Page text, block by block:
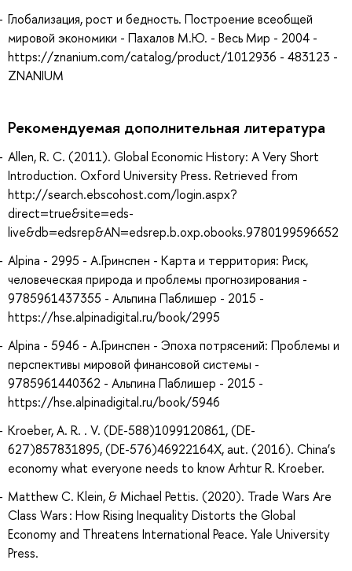
Глобализация, рост и бедность. Построение всеобщей
мировой экономики - Пахалов М.Ю. - Весь Мир - 2004 -
https://znanium.com/catalog/product/1012936 - 483123 -
ZNANIUM
Рекомендуемая дополнительная литература
Allen, R. C. (2011). Global Economic History: A Very Short
Introduction. Oxford University Press. Retrieved from
http://search.ebscohost.com/login.aspx?
direct=true&site=eds-
live&db=edsrep&AN=edsrep.b.oxp.obooks.9780199596652
Alpina - 2995 - А.Гринспен - Карта и территория: Риск,
человеческая природа и проблемы прогнозирования -
9785961437355 - Альпина Паблишер - 2015 -
https://hse.alpinadigital.ru/book/2995
Alpina - 5946 - А.Гринспен - Эпоха потрясений: Проблемы и
перспективы мировой финансовой системы -
9785961440362 - Альпина Паблишер - 2015 -
https://hse.alpinadigital.ru/book/5946
Kroeber, A. R. . V. (DE-588)1099120861, (DE-
627)857831895, (DE-576)46922164X, aut. (2016). China’s
economy what everyone needs to know Arhtur R. Kroeber.
Matthew C. Klein, & Michael Pettis. (2020). Trade Wars Are
Class Wars : How Rising Inequality Distorts the Global
Economy and Threatens International Peace. Yale University
Press.